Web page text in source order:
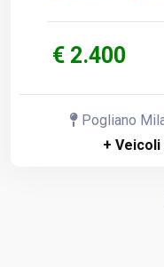
€ 2.400
Pogliano
+